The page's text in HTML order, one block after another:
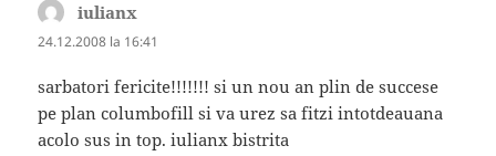
iulianx
24.12.2008 la 16:41
sarbatori fericite!!!!!!! si un nou an plin de succese
pe plan columbofill si va urez sa fitzi intotdeauana
acolo sus in top. iulianx bistrita